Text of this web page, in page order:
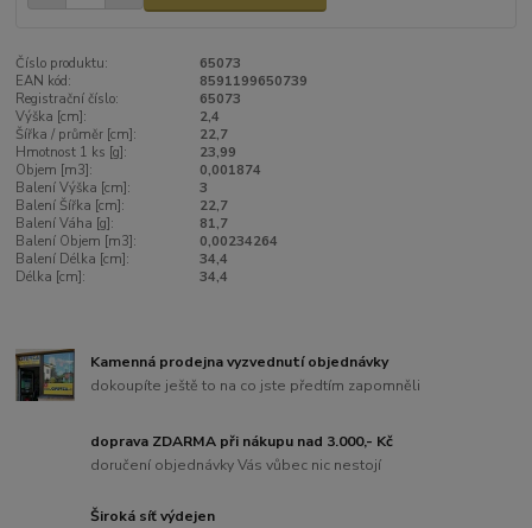
Číslo produktu:
65073
EAN kód:
8591199650739
Registrační číslo:
65073
Výška [cm]:
2,4
Šířka / průměr [cm]:
22,7
Hmotnost 1 ks [g]:
23,99
Objem [m3]:
0,001874
Balení Výška [cm]:
3
Balení Šířka [cm]:
22,7
Balení Váha [g]:
81,7
Balení Objem [m3]:
0,00234264
Balení Délka [cm]:
34,4
Délka [cm]:
34,4
Kamenná prodejna vyzvednutí objednávky
dokoupíte ještě to na co jste předtím zapomněli
doprava ZDARMA při nákupu nad 3.000,- Kč
doručení objednávky Vás vůbec nic nestojí
Široká síť výdejen